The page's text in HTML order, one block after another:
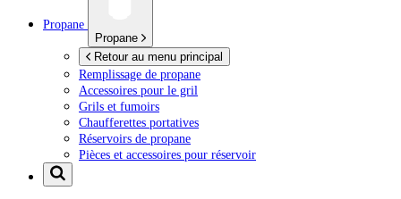
Propane
Propane
Retour au menu principal
Remplissage de propane
Accessoires pour le gril
Grils et fumoirs
Chaufferettes portatives
Réservoirs de propane
Pièces et accessoires pour réservoir